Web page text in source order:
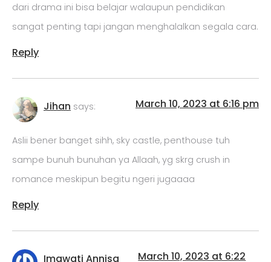
dari drama ini bisa belajar walaupun pendidikan
sangat penting tapi jangan menghalalkan segala cara.
Reply
Jihan says: March 10, 2023 at 6:16 pm
Aslii bener banget sihh, sky castle, penthouse tuh
sampe bunuh bunuhan ya Allaah, yg skrg crush in
romance meskipun begitu ngeri jugaaaa
Reply
Imawati Annisa March 10, 2023 at 6:22